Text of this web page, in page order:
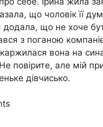
що чоловік її
додала, що не хоче
з поганою
вона на
повірите, але мій
дівчисько.